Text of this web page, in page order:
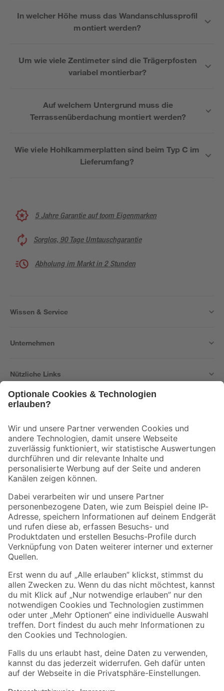
In welcher Höhe muss das Wandanschlussprofil
montiert werden?
Um wie viele Zentimeter sind die Trägerpfosten
variabel montierbar?
Auf welchem Untergrund muss die
Terrassenüberdachung montiert werden?
Wie viele Hohlkammerplatten sind beim Typ C im
Lieferumfang?
5 Jahre Garantie auf toom Eigenmarken
Sorglos, 90 Tage Umtauschgarantie
Abholung im Markt in 2 Stunden
Wissen & Service
Unternehmen
Nützliche Links
Der toom Newsletter: Keine Angebote und Aktionen mehr verpassen!
Zur Newsletter Anmeldung
Folge uns
Zahlungsarten Versandarten
Sicher einkaufen
Jetzt die toom-App herunterladen
Alle Preisangaben in EUR inkl. gesetzl. MwSt.. Die dargestellten Angebote sind unter
Umständen nicht in allen Märkten verfügbar. Die angegebenen Verfügbarkeiten beziehen
Produkte nur solange der Vorrat reicht.